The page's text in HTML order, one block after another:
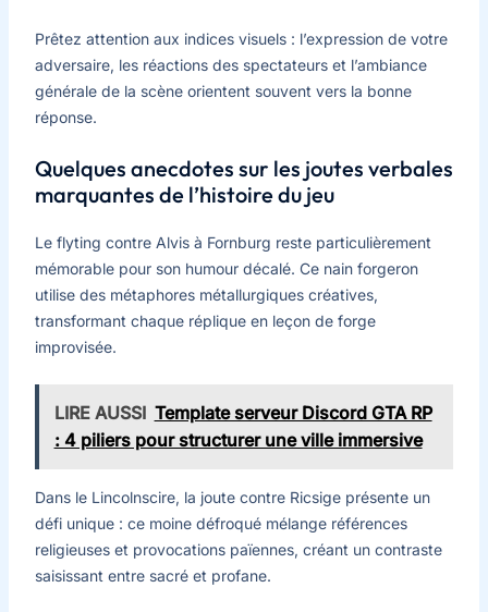
Prêtez attention aux indices visuels : l’expression de votre
adversaire, les réactions des spectateurs et l’ambiance
générale de la scène orientent souvent vers la bonne
réponse.
Quelques anecdotes sur les joutes verbales
marquantes de l’histoire du jeu
Le flyting contre Alvis à Fornburg reste particulièrement
mémorable pour son humour décalé. Ce nain forgeron
utilise des métaphores métallurgiques créatives,
transformant chaque réplique en leçon de forge
improvisée.
LIRE AUSSI Template serveur Discord GTA RP
: 4 piliers pour structurer une ville immersive
Dans le Lincolnscire, la joute contre Ricsige présente un
défi unique : ce moine défroqué mélange références
religieuses et provocations païennes, créant un contraste
saisissant entre sacré et profane.